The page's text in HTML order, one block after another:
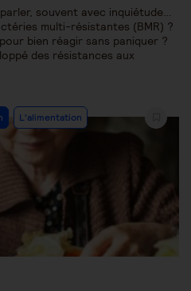
souvent avec inquiétude…
multi-résistantes (BMR) ?
bien réagir sans paniquer ?
des résistances aux
L'alimentation